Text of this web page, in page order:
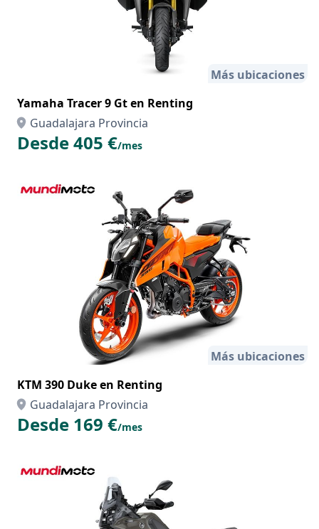
Más ubicaciones
Yamaha Tracer 9 Gt en Renting
Guadalajara Provincia
Desde 405 €/mes
Más ubicaciones
KTM 390 Duke en Renting
Guadalajara Provincia
Desde 169 €/mes